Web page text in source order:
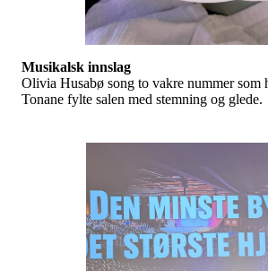
Musikalsk innslag
Olivia Husabø song to vakre nummer som
Tonane fylte salen med stemning og glede.